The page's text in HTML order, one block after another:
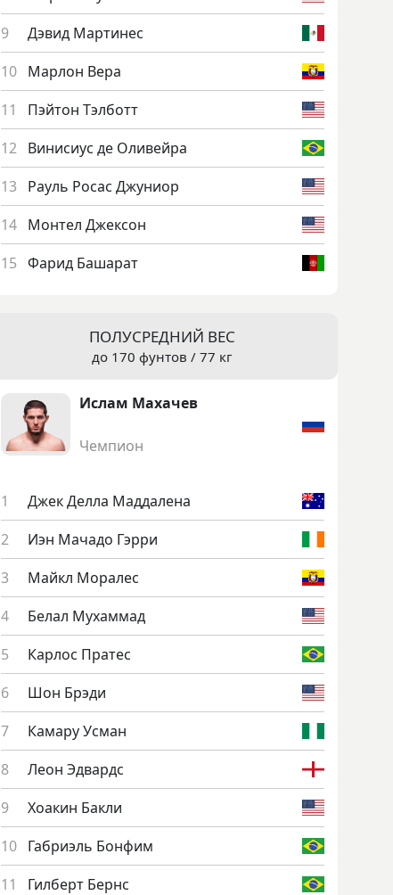
Дэ­вид Мар­ти­нес
Мар­лон Ве­ра
Пэй­тон Тэл­ботт
Ви­ниси­ус де Оли­вей­ра
Ра­уль Ро­сас Джу­ни­ор
Мон­тел Джек­сон
Фа­рид Ба­шарат
ПОЛУСРЕДНИЙ ВЕС
до 170 фунтов / 77 кг
Ис­лам Ма­хачев
Чемпион
Джек Дел­ла Мад­да­лена
Иэн Ма­чадо Гэр­ри
Май­кл Мо­ралес
Бе­лал Му­хам­мад
Кар­лос Пра­тес
Шон Брэ­ди
Ка­мару Ус­ман
Ле­он Эд­вардс
Хо­акин Бак­ли
Габ­ри­эль Бон­фим
Гил­берт Бернс